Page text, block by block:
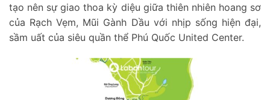
tạo nên sự giao thoa kỳ diệu giữa thiên nhiên hoang sơ
của Rạch Vẹm, Mũi Gành Dầu với nhịp sống hiện đại,
sầm uất của siêu quần thể Phú Quốc United Center.